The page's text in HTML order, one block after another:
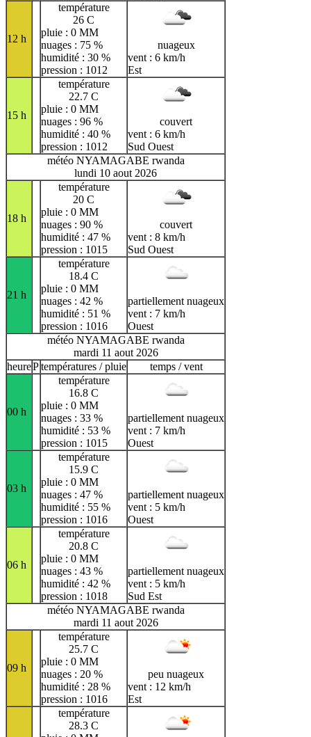
12 h
température
26 C
pluie : 0 MM
nuages : 75 %
humidité : 30 %
pression : 1012
nuageux
vent : 6 km/h
Est
15 h
température
22.7 C
pluie : 0 MM
nuages : 96 %
humidité : 40 %
pression : 1012
couvert
vent : 6 km/h
Sud Ouest
météo NYAMAGABE rwanda
lundi 10 aout 2026
18 h
température
20 C
pluie : 0 MM
nuages : 90 %
humidité : 47 %
pression : 1015
couvert
vent : 8 km/h
Sud Ouest
21 h
température
18.4 C
pluie : 0 MM
nuages : 42 %
humidité : 51 %
pression : 1016
partiellement nuageux
vent : 7 km/h
Ouest
météo NYAMAGABE rwanda
mardi 11 aout 2026
heurePtempératures / pluie temps / vent
00 h
température
16.8 C
pluie : 0 MM
nuages : 33 %
humidité : 53 %
pression : 1015
partiellement nuageux
vent : 7 km/h
Ouest
03 h
température
15.9 C
pluie : 0 MM
nuages : 47 %
humidité : 55 %
pression : 1016
partiellement nuageux
vent : 5 km/h
Ouest
06 h
température
20.8 C
pluie : 0 MM
nuages : 43 %
humidité : 42 %
pression : 1018
partiellement nuageux
vent : 5 km/h
Sud Est
météo NYAMAGABE rwanda
mardi 11 aout 2026
09 h
température
25.7 C
pluie : 0 MM
nuages : 20 %
humidité : 28 %
pression : 1016
peu nuageux
vent : 12 km/h
Est
température
28.3 C